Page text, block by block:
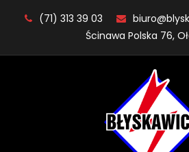
(71) 313 39 03
Ścinawa Polska 76,